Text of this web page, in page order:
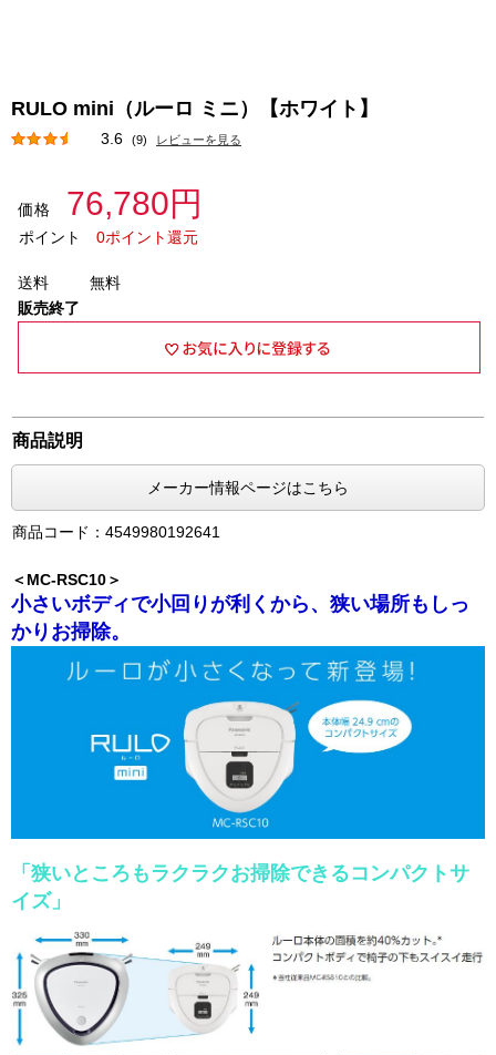
RULO mini（ルーロ ミニ）【ホワイト】
3.6 (9) レビューを見る
価格 76,780円
ポイント 0ポイント還元
送料
無料
販売終了
商品説明
メーカー情報ページはこちら
商品コード：4549980192641
＜MC-RSC10＞
小さいボディで小回りが利くから、狭い場所もしっ
かりお掃除。
「狭いところもラクラクお掃除できるコンパクトサ
イズ」